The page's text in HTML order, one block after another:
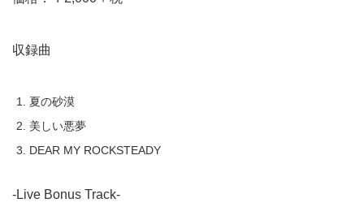
収録曲
夏の砂漠
美しい悪夢
DEAR MY ROCKSTEADY
-Live Bonus Track-